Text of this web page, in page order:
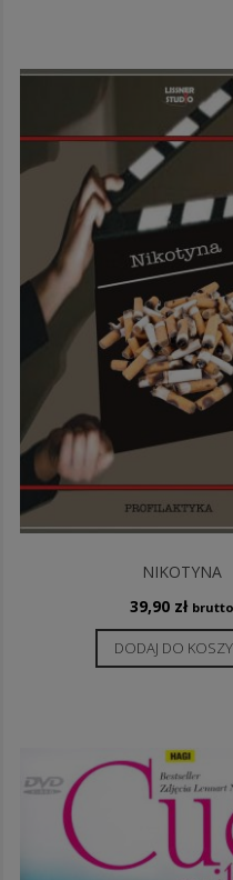
NIKOTYNA
39,90 zł brutto
DODAJ DO